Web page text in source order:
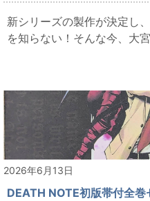
新シリーズの製作が決定し
を知らない！そんな今、大
2026年6月13日
DEATH NOTE初版帯付全